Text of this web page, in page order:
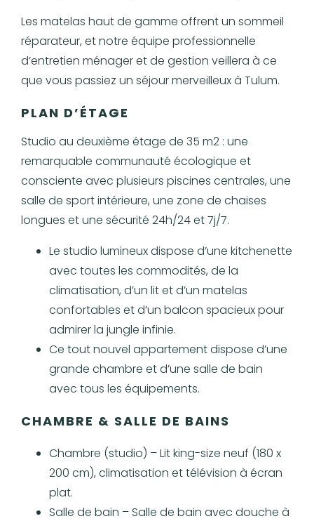
Les matelas haut de gamme offrent un sommeil
réparateur, et notre équipe professionnelle
d’entretien ménager et de gestion veillera à ce
que vous passiez un séjour merveilleux à Tulum.
PLAN D’ÉTAGE
Studio au deuxième étage de 35 m2 : une
remarquable communauté écologique et
consciente avec plusieurs piscines centrales, une
salle de sport intérieure, une zone de chaises
longues et une sécurité 24h/24 et 7j/7.
Le studio lumineux dispose d’une kitchenette
avec toutes les commodités, de la
climatisation, d’un lit et d’un matelas
confortables et d’un balcon spacieux pour
admirer la jungle infinie.
Ce tout nouvel appartement dispose d’une
grande chambre et d’une salle de bain
avec tous les équipements.
CHAMBRE & SALLE DE BAINS
Chambre (studio) – Lit king-size neuf (180 x
200 cm), climatisation et télévision à écran
plat.
Salle de bain – Salle de bain avec douche à